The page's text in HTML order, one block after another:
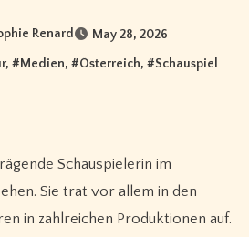
Renard May 28, 2026
, #Medien, #Österreich, #Schauspiel
Schauspielerin im
Sie trat vor allem in den
in zahlreichen Produktionen auf.